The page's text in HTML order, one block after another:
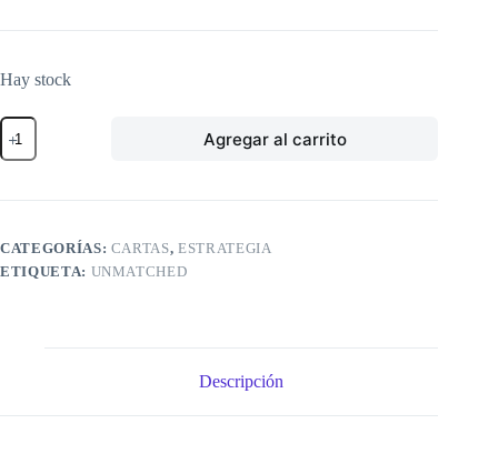
Hay stock
Unmatched:
Battle
of
Volumen
Agregar al carrito
CATEGORÍAS: CARTAS,ESTRATEGIA
ETIQUETA: UNMATCHED
Descripción